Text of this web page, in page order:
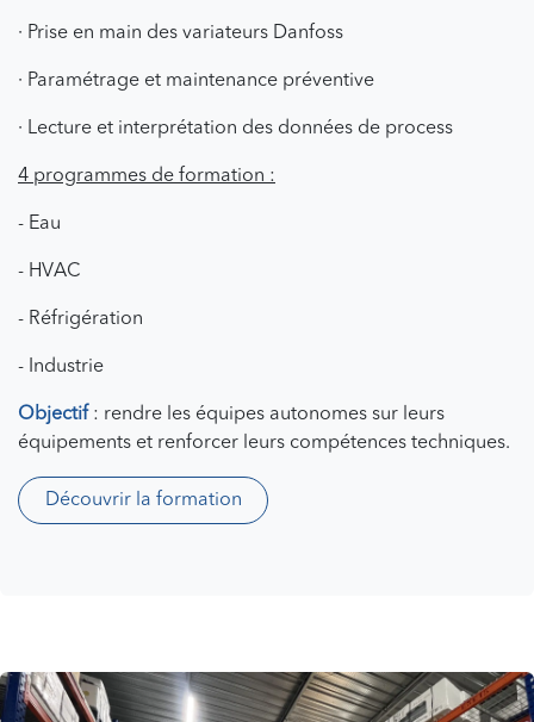
· Prise en main des variateurs Danfoss
· Paramétrage et maintenance préventive
· Lecture et interprétation des données de process
4 programmes de formation :
- Eau
- HVAC
- Réfrigération
- Industrie
Objectif : rendre les équipes autonomes sur leurs
équipements et renforcer leurs compétences techniques.
Découvrir la formation